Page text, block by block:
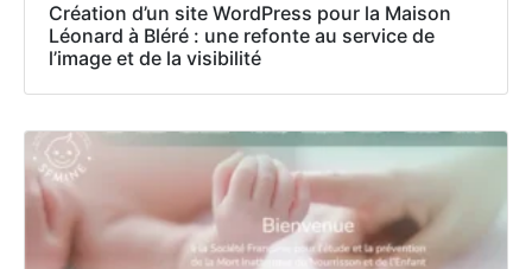
Création d’un site WordPress pour la Maison
Léonard à Bléré : une refonte au service de
l’image et de la visibilité